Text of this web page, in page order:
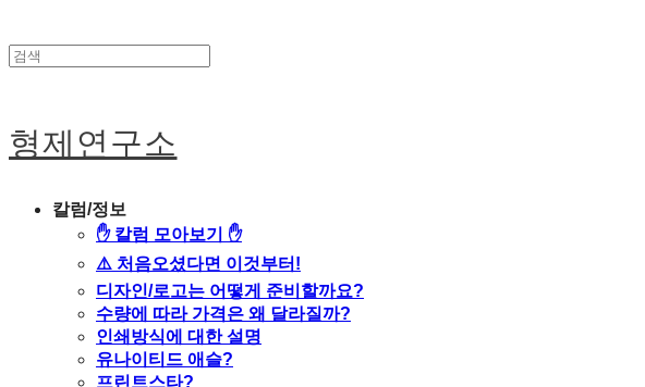
형제연구소
칼럼/정보
✋ 칼럼 모아보기 ✋
⚠️ 처음오셨다면 이것부터!
디자인/로고는 어떻게 준비할까요?
수량에 따라 가격은 왜 달라질까?
인쇄방식에 대한 설명
유나이티드 애슬?
프린트스타?